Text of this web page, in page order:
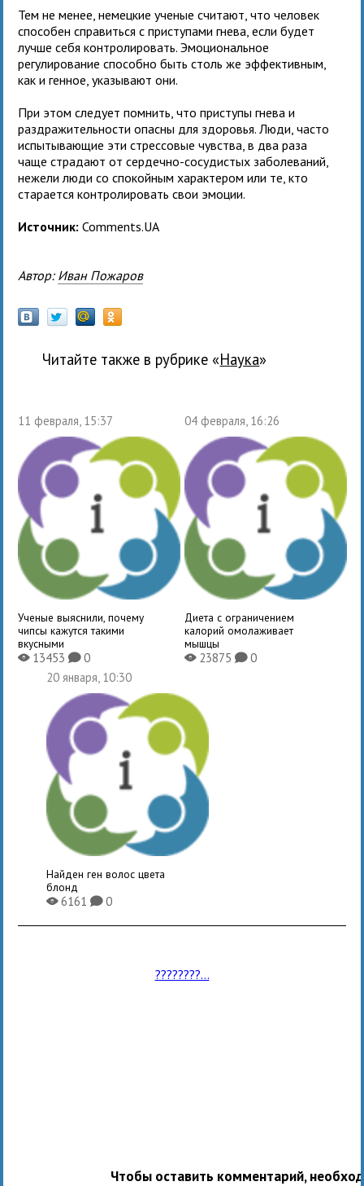
Тем не менее, немецкие ученые считают, что человек
способен справиться с приступами гнева, если будет
лучше себя контролировать. Эмоциональное
регулирование способно быть столь же эффективным,
как и генное, указывают они.
При этом следует помнить, что приступы гнева и
раздражительности опасны для здоровья. Люди, часто
испытывающие эти стрессовые чувства, в два раза
чаще страдают от сердечно-сосудистых заболеваний,
нежели люди со спокойным характером или те, кто
старается контролировать свои эмоции.
Источник: Comments.UA
Автор: Иван Пожаров
Читайте также в рубрике « наука»
11 февраля, 15:37
Ученые выяснили, почему
чипсы кажутся такими
вкусными
X13453K0
04 февраля, 16:26
Диета с ограничением
калорий омолаживает
мышцы
X23875 K0
20 января, 10:30
Найден ген волос цвета
блонд
X6161K0
????????...
Чтобы оставить комментарий,